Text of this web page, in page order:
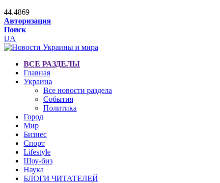
44.4869
Авторизация
Поиск
UA
ВСЕ РАЗДЕЛЫ
Главная
Украина
Все новости раздела
События
Политика
Город
Мир
Бизнес
Спорт
Lifestyle
Шоу-биз
Наука
БЛОГИ ЧИТАТЕЛЕЙ